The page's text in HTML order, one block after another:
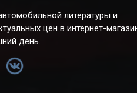
литературы и
цен в интернет-
день.
VK